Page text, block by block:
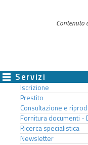
Servizi
Iscrizione
Prestito
Consultazione e
Fornitura documenti -
Ricerca specialistica
Newsletter